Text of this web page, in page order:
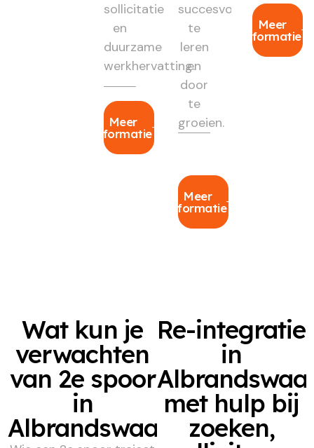
sollicitatie
en
duurzame
werkhervatting.
Meer
informatie
succesvol
te
leren
en
door
te
groeien.
Meer
informatie
Meer
informatie
Wat kun je
verwachten
van 2e spoor
in
Albrandswaard?
Re-integratie
in
met hulp bij
zoeken,